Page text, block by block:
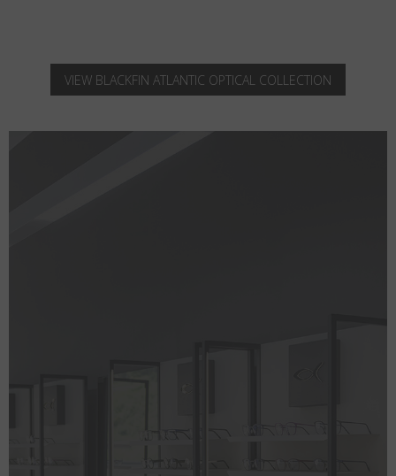
VIEW BLACKFIN ATLANTIC OPTICAL COLLECTION